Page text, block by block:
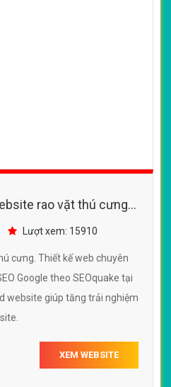
AralePetshop
SEO
Lượt xem: 19110
Thiết kế web chuyên
website giúp tăng trải nghiệm